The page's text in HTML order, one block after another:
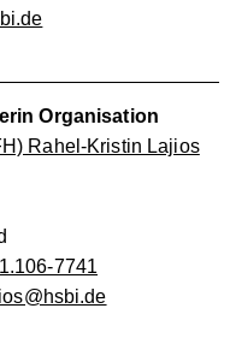
Organisation
Rahel-Kristin Lajios
7741